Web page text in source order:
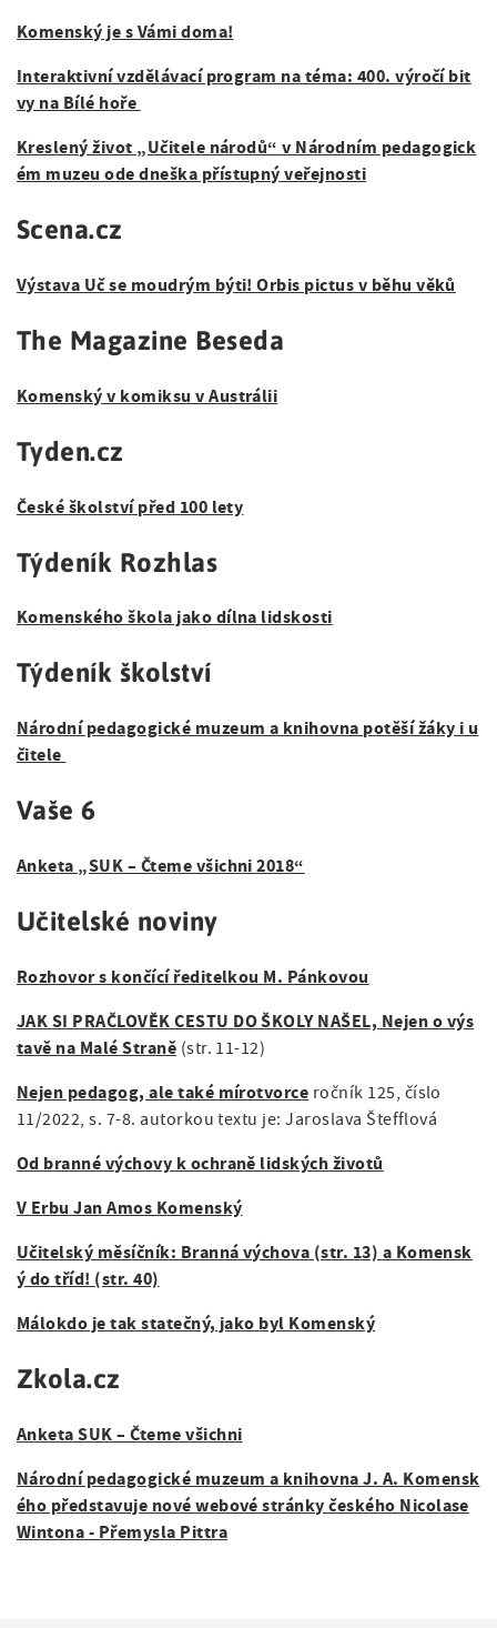
Komenský je s Vámi doma!
Interaktivní vzdělávací program na téma: 400. výročí bit
vy na Bílé hoře
Kreslený život „Učitele národů“ v Národním pedagogick
ém muzeu ode dneška přístupný veřejnosti
Scena.cz
Výstava Uč se moudrým býti! Orbis pictus v běhu věků
The Magazine Beseda
Komenský v komiksu v Austrálii
Tyden.cz
České školství před 100 lety
Týdeník Rozhlas
Komenského škola jako dílna lidskosti
Týdeník školství
Národní pedagogické muzeum a knihovna potěší žáky i u
čitele
Vaše 6
Anketa „SUK – Čteme všichni 2018“
Učitelské noviny
Rozhovor s končící ředitelkou M. Pánkovou
JAK SI PRAČLOVĚK CESTU DO ŠKOLY NAŠEL, Nejen o výs
tavě na Malé Straně (str. 11-12)
Nejen pedagog, ale také mírotvorce ročník 125, číslo
11/2022, s. 7-8. autorkou textu je: Jaroslava Štefflová
Od branné výchovy k ochraně lidských životů
V Erbu Jan Amos Komenský
Učitelský měsíčník: Branná výchova (str. 13) a Komensk
ý do tříd! (str. 40)
Málokdo je tak statečný, jako byl Komenský
Zkola.cz
Anketa SUK – Čteme všichni
Národní pedagogické muzeum a knihovna J. A. Komensk
ého představuje novéwebové stránky českého Nicolase
Wintona - Přemysla Pittra